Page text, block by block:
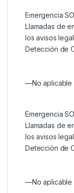
Emergencia
Llamadas de
los avisos
Detección de
—No aplicable
Emergencia
Llamadas de
los avisos
Detección de
—No aplicable